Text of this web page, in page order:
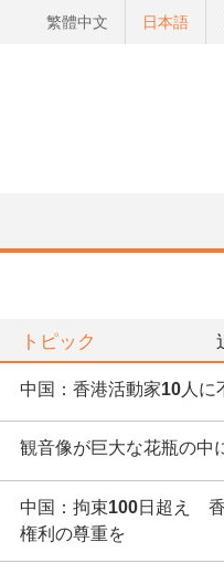
繁體中文 日本語
トピック
中国：香港活動家10人に
観音像が巨大な花瓶の中
中国：拘束100日超え
権利の尊重を